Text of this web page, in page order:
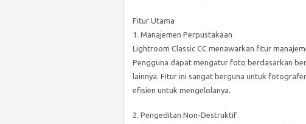
Fitur Utama
1. Manajemen Perpustakaan
Lightroom Classic CC menawarkan fitur
Pengguna dapat mengatur foto berdasarkan
lainnya. Fitur ini sangat berguna untuk
efisien untuk mengelolanya.
2. Pengeditan Non-Destruktif